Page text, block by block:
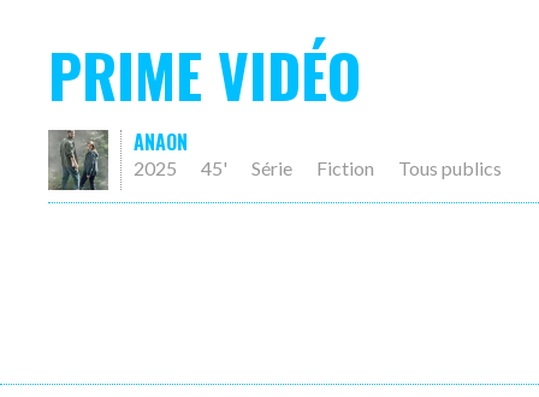
PRIME VIDÉO
ANAON
2025 45' Série Fiction Tous publics